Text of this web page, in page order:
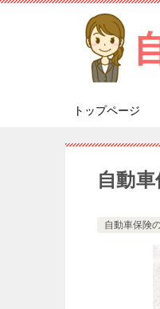
トップページ
自動
自動車保険